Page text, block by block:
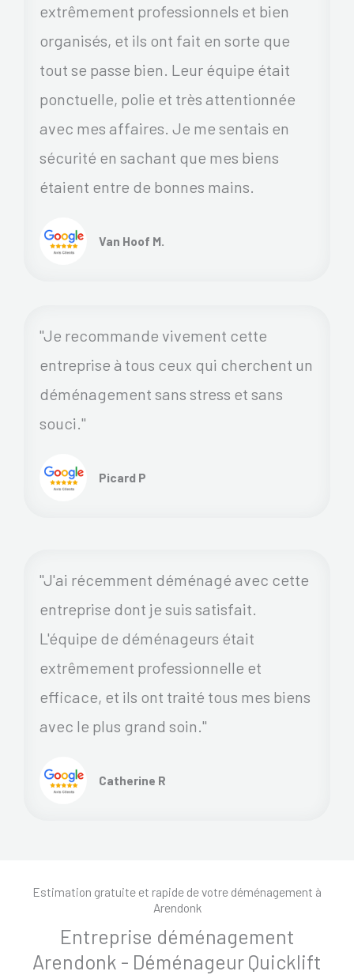
extrêmement professionnels et bien
organisés, et ils ont fait en sorte que
tout se passe bien. Leur équipe était
ponctuelle, polie et très attentionnée
avec mes affaires. Je me sentais en
sécurité en sachant que mes biens
étaient entre de bonnes mains.
Van Hoof M.
"Je recommande vivement cette
entreprise à tous ceux qui cherchent un
déménagement sans stress et sans
souci."
Picard P
"J'ai récemment déménagé avec cette
entreprise dont je suis satisfait.
L'équipe de déménageurs était
extrêmement professionnelle et
efficace, et ils ont traité tous mes biens
avec le plus grand soin."
Catherine R
Estimation gratuite et rapide de votre déménagement à
Arendonk
Entreprise déménagement
Arendonk - Déménageur Quicklift